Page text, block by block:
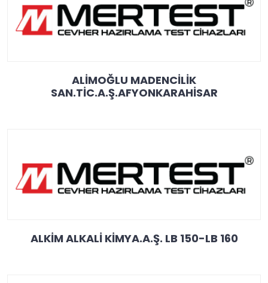
ALİMOĞLU MADENCİLİK
SAN.TİC.A.Ş.AFYONKARAHİSAR
ALKİM ALKALİ KİMYA.A.Ş. LB 150-LB 160